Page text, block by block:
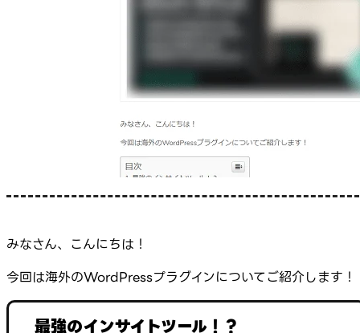
みなさん、こんにちは！
今回は海外のWordPressプラグインについてご紹介します！
最強のインサイトツール！？